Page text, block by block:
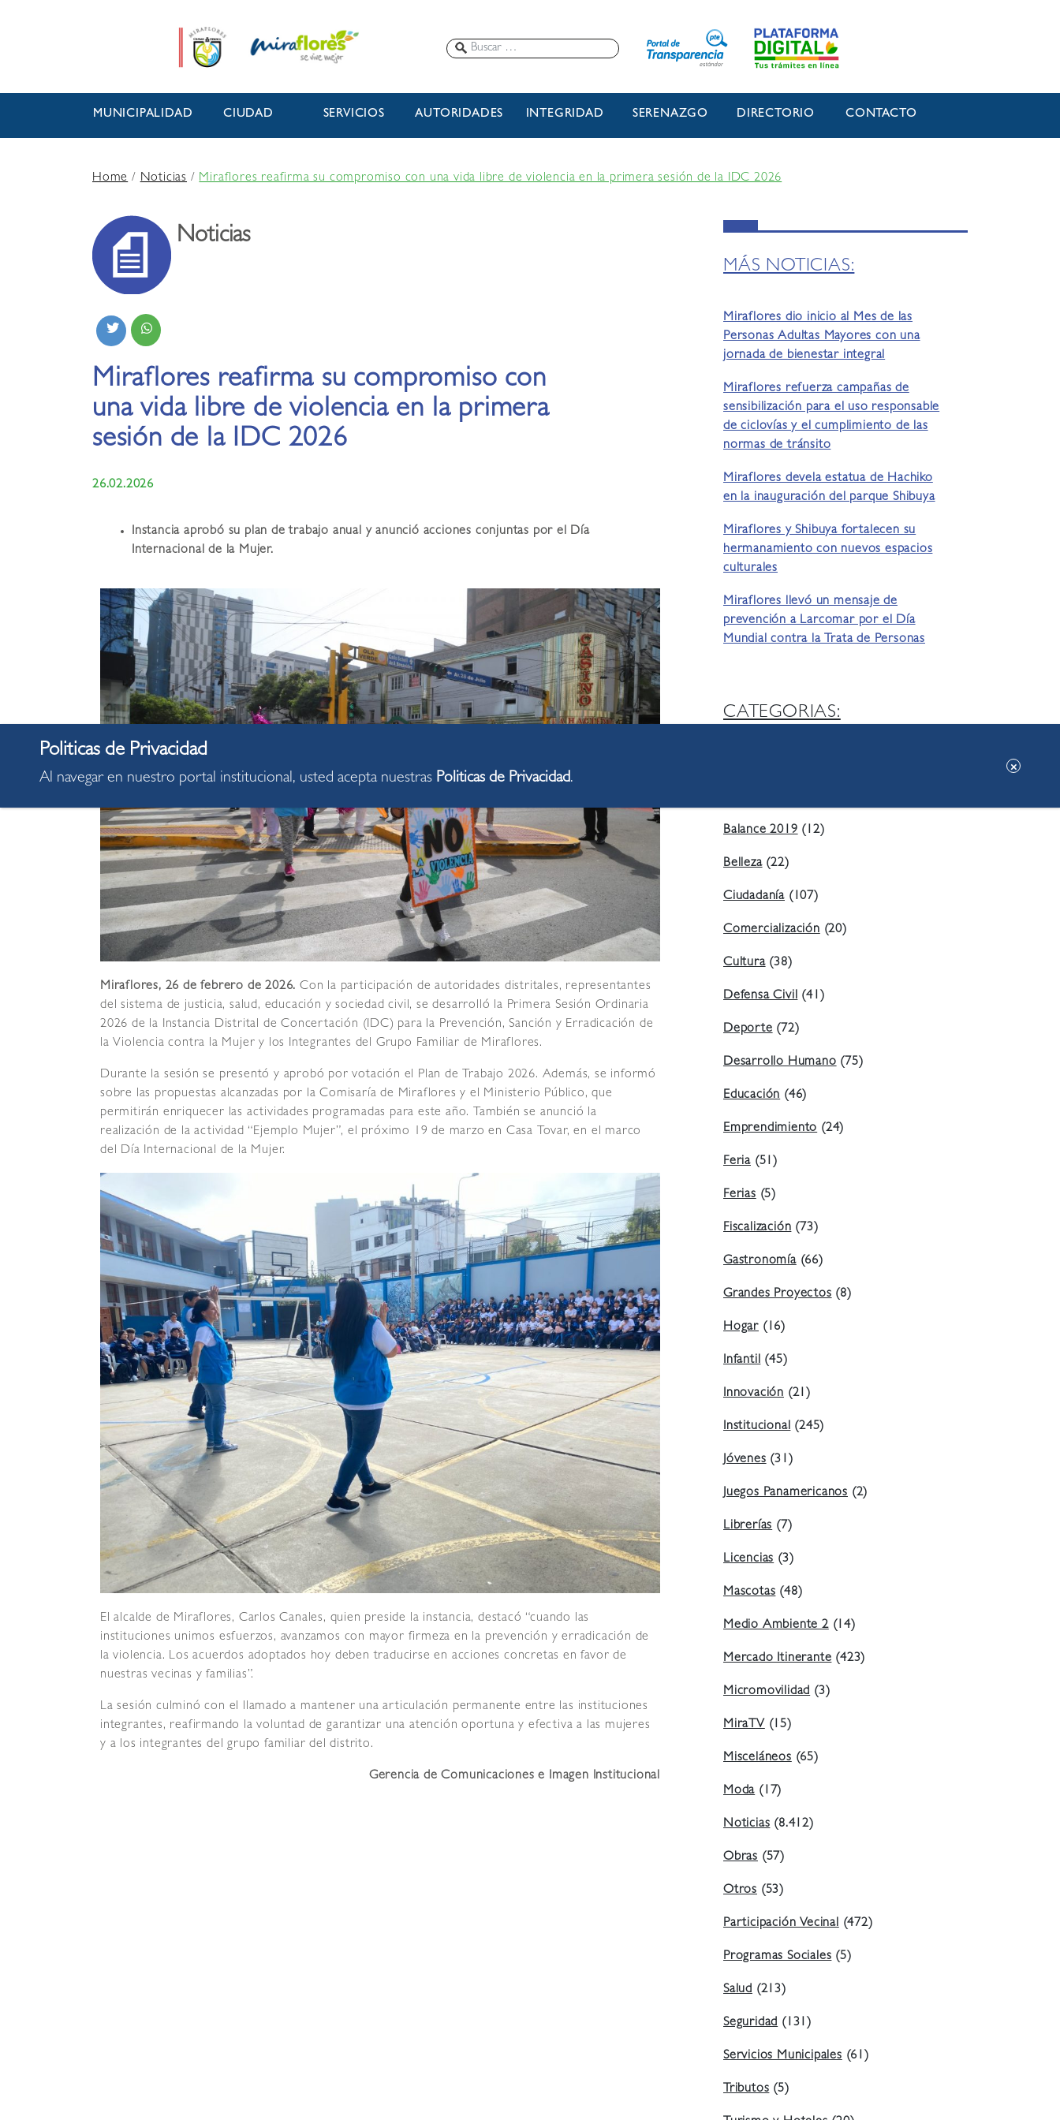
MUNICIPALIDAD CIUDAD SERVICIOS AUTORIDADES INTEGRIDAD SERENAZGO DIRECTORIO CONTACTO
Home/Noticias /Miraflores reafirma su compromiso con una vida libre de violencia en la primera sesión de la IDC 2026
Noticias
Miraflores reafirma su compromiso con
una vida libre de violencia en la primera
sesión de la IDC 2026
26.02.2026
Instancia aprobó su plan de trabajo anual y anunció acciones conjuntas por el Día
Internacional de la Mujer.
Miraflores, 26 de febrero de 2026. Con la participación de autoridades distritales, representantes
del sistema de justicia, salud, educación y sociedad civil, se desarrolló la Primera Sesión Ordinaria
2026 de la Instancia Distrital de Concertación (IDC) para la Prevención, Sanción y Erradicación de
la Violencia contra la Mujer y los Integrantes del Grupo Familiar de Miraflores.
Durante la sesión se presentó y aprobó por votación el Plan de Trabajo 2026. Además, se informó
sobre las propuestas alcanzadas por la Comisaría de Miraflores y el Ministerio Público, que
permitirán enriquecer las actividades programadas para este año. También se anunció la
realización de la actividad “Ejemplo Mujer”, el próximo 19 de marzo en Casa Tovar, en el marco
del Día Internacional de la Mujer.
El alcalde de Miraflores, Carlos Canales, quien preside la instancia, destacó “cuando las
instituciones unimos esfuerzos, avanzamos con mayor firmeza en la prevención y erradicación de
la violencia. Los acuerdos adoptados hoy deben traducirse en acciones concretas en favor de
nuestras vecinas y familias”.
La sesión culminó con el llamado a mantener una articulación permanente entre las instituciones
integrantes, reafirmando la voluntad de garantizar una atención oportuna y efectiva a las mujeres
y a los integrantes del grupo familiar del distrito.
Gerencia de Comunicaciones e Imagen Institucional
MÁS NOTICIAS:
Miraflores dio inicio al Mes de las
Personas Adultas Mayores con una
jornada de bienestar integral
Miraflores refuerza campañas de
sensibilización para el uso responsable
de ciclovías y el cumplimiento de las
normas de tránsito
Miraflores devela estatua de Hachiko
en la inauguración del parque Shibuya
Miraflores y Shibuya fortalecen su
hermanamiento con nuevos espacios
culturales
Miraflores llevó un mensaje de
prevención a Larcomar por el Día
Mundial contra la Trata de Personas
CATEGORIAS:
Balance 2019(12)
Belleza(22)
Ciudadanía (107)
Comercialización(20)
Cultura(38)
Defensa Civil(41)
Deporte(72)
Desarrollo Humano(75)
Educación(46)
Emprendimiento(24)
Feria (51)
Ferias(5)
Fiscalización(73)
Gastronomía(66)
Grandes Proyectos(8)
Hogar (16)
Infantil(45)
Innovación (21)
Institucional(245)
Jóvenes(31)
Juegos Panamericanos (2)
Librerías(7)
Licencias(3)
Mascotas(48)
Medio Ambiente 2(14)
Mercado Itinerante(423)
Micromovilidad(3)
MiraTV(15)
Misceláneos(65)
Moda(17)
Noticias(8.412)
Obras (57)
Otros (53)
Participación Vecinal(472)
Programas Sociales(5)
Salud (213)
Seguridad(131)
Servicios Municipales(61)
Tributos(5)
Al navegar en nuestro portal institucional, usted acepta nuestras Politicas de Privacidad.